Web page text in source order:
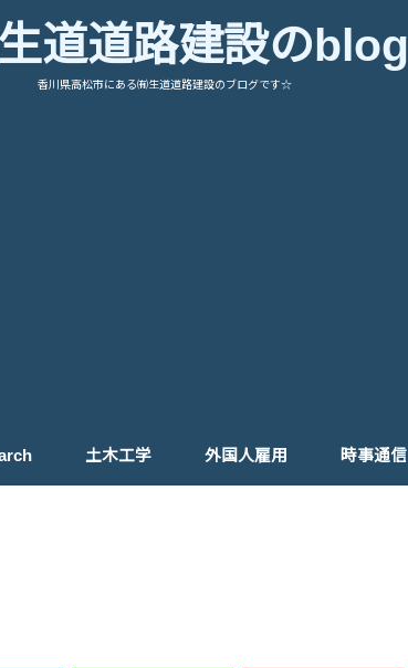
道道路建設のblog
香川県高松市にある㈲生道道路建設のブログです☆
土木工学 外国人雇用 時事通信